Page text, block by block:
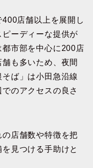
店舗以上を展開し
ーディーな提供が
市部を中心に200店
も多いため、夜間
ば」は小田急沿線
のアクセスの良さ
店舗数や特徴を把
見つける手助けと